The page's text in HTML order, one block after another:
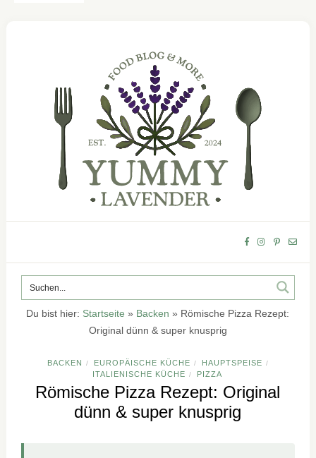
Du bist hier: Startseite » Backen » Römische Pizza Rezept:
Original dünn & super knusprig
BACKEN / EUROPÄISCHE KÜCHE / HAUPTSPEISE /
ITALIENISCHE KÜCHE / PIZZA
Römische Pizza Rezept: Original
dünn & super knusprig